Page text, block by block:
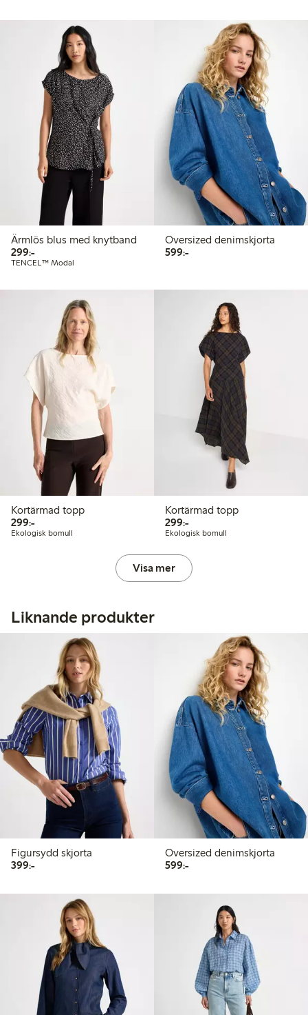
Ärmlös blus med knytband
299:-299,00 kr
TENCEL™ Modal
Oversized denimskjorta
599:-599,00 kr
Kortärmad topp
299:-299,00 kr
Ekologisk bomull
Kortärmad topp
299:-299,00 kr
Ekologisk bomull
Visa mer
Liknande produkter
Figursydd skjorta
399:-399,00 kr
Oversized denimskjorta
599:-599,00 kr